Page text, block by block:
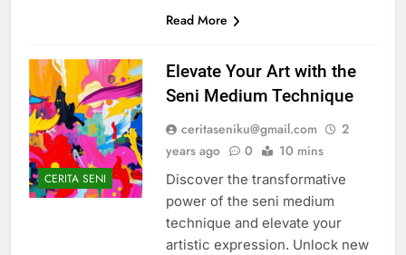
Read More
CERITA SENI
Elevate Your Art with the
Seni Medium Technique
ceritaseniku@gmail.com
2
years ago
0 10 mins
Discover the transformative
power of the seni medium
technique and elevate your
artistic expression. Unlock new